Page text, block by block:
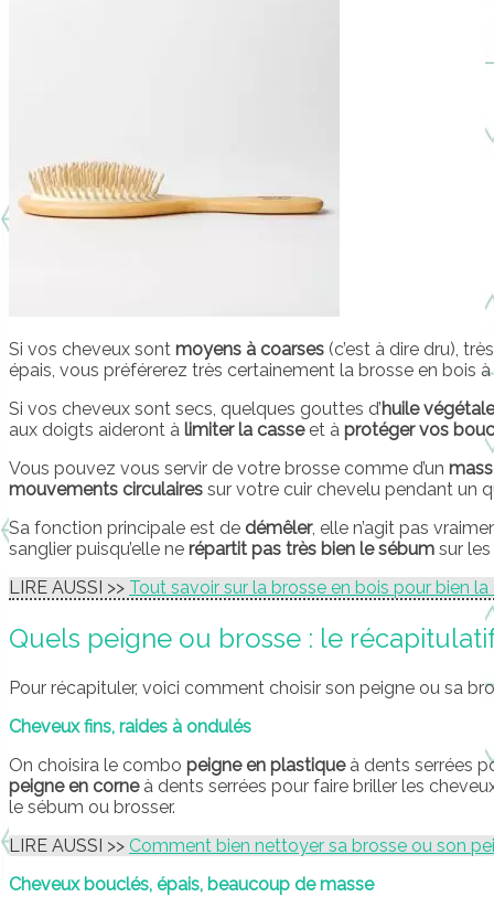
Si vos cheveux sont moyens à coarses (c’est à dire dru),
épais, vous préférerez très certainement la brosse en bois
Si vos cheveux sont secs, quelques gouttes d’huile végétale
aux doigts aideront à limiter la casseet à protéger vos
Vous pouvez vous servir de votre brosse comme d’un
mouvements circulaires sur votre cuir chevelu pendant un
Sa fonction principale est de démêler, elle n’agit pas
sanglier puisqu’elle ne répartit pas très bien le sébum sur
LIRE AUSSI >> Tout savoir sur la brosse en bois pour bien la
Quels peigne ou brosse : le
Pour récapituler, voici comment choisir son peigne ou sa
Cheveux fins, raides à ondulés
On choisira le combo peigne en plastiqueà dents serrées
peigne en corneà dents serrées pour faire briller les
le sébum ou brosser.
LIRE AUSSI >> Comment bien nettoyer sa brosse ou son
Cheveux bouclés, épais, beaucoup de masse